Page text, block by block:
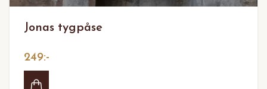
Jonas tygpåse
249:-